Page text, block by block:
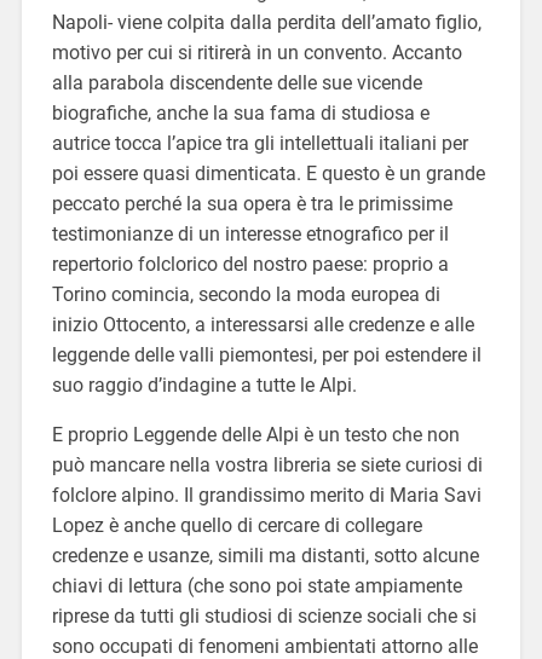
Napoli- viene colpita dalla perdita dell’amato figlio,
motivo per cui si ritirerà in un convento. Accanto
alla parabola discendente delle sue vicende
biografiche, anche la sua fama di studiosa e
autrice tocca l’apice tra gli intellettuali italiani per
poi essere quasi dimenticata. E questo è un grande
peccato perché la sua opera è tra le primissime
testimonianze di un interesse etnografico per il
repertorio folclorico del nostro paese: proprio a
Torino comincia, secondo la moda europea di
inizio Ottocento, a interessarsi alle credenze e alle
leggende delle valli piemontesi, per poi estendere il
suo raggio d’indagine a tutte le Alpi.
E proprio Leggende delle Alpi è un testo che non
può mancare nella vostra libreria se siete curiosi di
folclore alpino. Il grandissimo merito di Maria Savi
Lopez è anche quello di cercare di collegare
credenze e usanze, simili ma distanti, sotto alcune
chiavi di lettura (che sono poi state ampiamente
riprese da tutti gli studiosi di scienze sociali che si
sono occupati di fenomeni ambientati attorno alle